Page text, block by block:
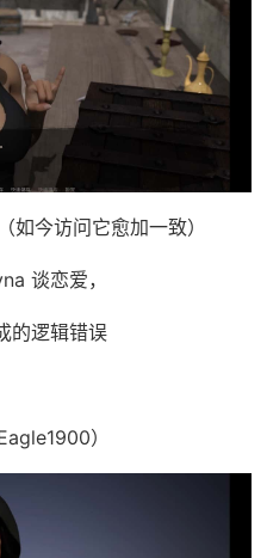
如今访问它愈加一致）
谈恋爱，
的逻辑错误
）